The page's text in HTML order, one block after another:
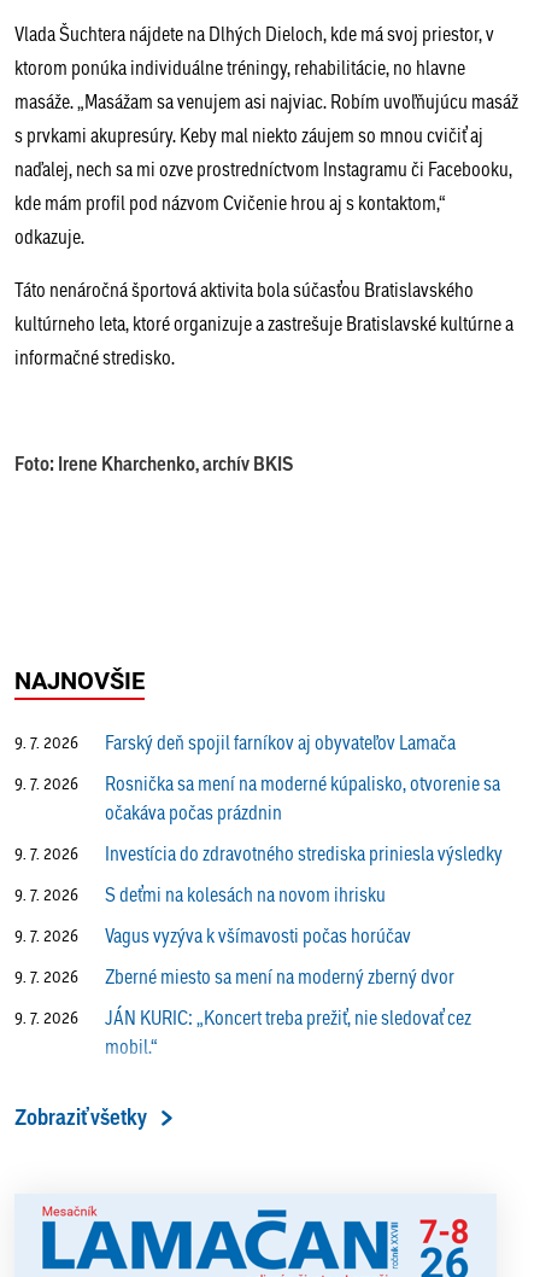
Vlada Šuchtera nájdete na Dlhých Dieloch, kde má svoj priestor, v
ktorom ponúka individuálne tréningy, rehabilitácie, no hlavne
masáže. „Masážam sa venujem asi najviac. Robím uvoľňujúcu masáž
s prvkami akupresúry. Keby mal niekto záujem so mnou cvičiť aj
naďalej, nech sa mi ozve prostredníctvom Instagramu či Facebooku,
kde mám profil pod názvom Cvičenie hrou aj s kontaktom,“
odkazuje.
Táto nenáročná športová aktivita bola súčasťou Bratislavského
kultúrneho leta, ktoré organizuje a zastrešuje Bratislavské kultúrne a
informačné stredisko.
Foto: Irene Kharchenko, archív BKIS
NAJNOVŠIE
9. 7. 2026 Farský deň spojil farníkov aj obyvateľov Lamača
9. 7. 2026
Rosnička sa mení na moderné kúpalisko, otvorenie sa
očakáva počas prázdnin
9. 7. 2026 Investícia do zdravotného strediska priniesla výsledky
9. 7. 2026 S deťmi na kolesách na novom ihrisku
9. 7. 2026 Vagus vyzýva k všímavosti počas horúčav
9. 7. 2026 Zberné miesto sa mení na moderný zberný dvor
9. 7. 2026
JÁN KURIC: „Koncert treba prežiť, nie sledovať cez
mobil.“
9. 7. 2026
ALENA PETÁKOVÁ: „Splnila som si všetko, čo som si
výborný šach aj príjemnú komunitnú atmosféru
Zobraziť všetky